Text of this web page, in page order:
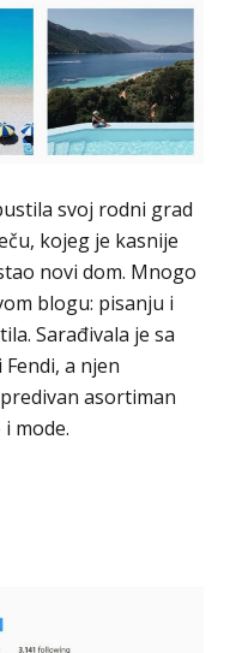
svoj rodni grad
kojeg je kasnije
novi dom. Mnogo
blogu: pisanju i
Sarađivala je sa
a njen
asortiman
mode.